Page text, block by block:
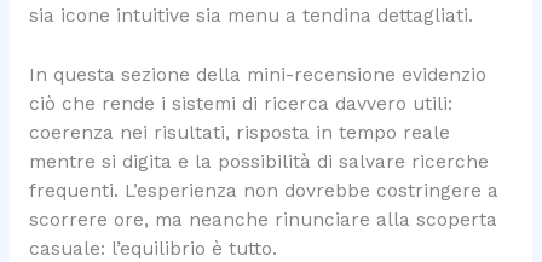
sia icone intuitive sia menu a tendina dettagliati.
In questa sezione della mini-recensione evidenzio
ciò che rende i sistemi di ricerca davvero utili:
coerenza nei risultati, risposta in tempo reale
mentre si digita e la possibilità di salvare ricerche
frequenti. L’esperienza non dovrebbe costringere a
scorrere ore, ma neanche rinunciare alla scoperta
casuale: l’equilibrio è tutto.